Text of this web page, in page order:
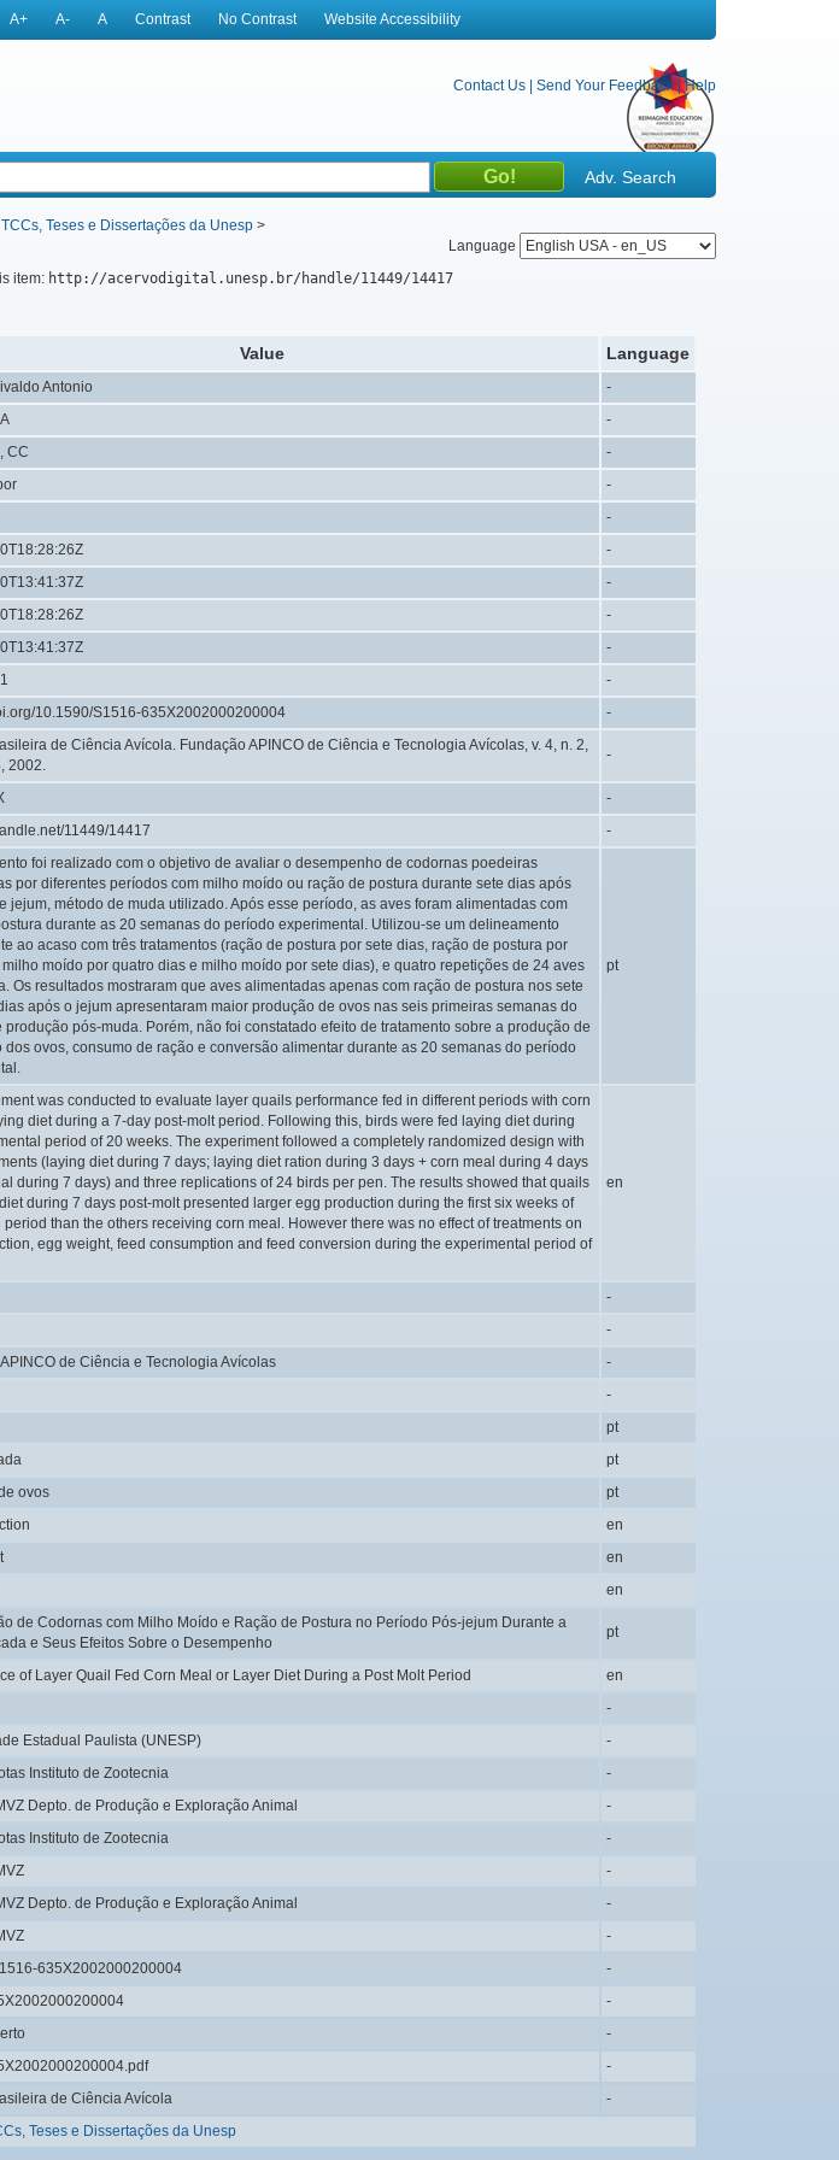
A+ A- A Contrast No Contrast Website Accessibility
Contact Us Send Your Feedback |Help
Language
Adv. Search
Teses e Dissertações da Unesp >
item: http://acervodigital.unesp.br/handle/11449/14417
Value Language
Antonio
-
-
CC
-
-
-
-
-
-
-
-
10.1590/S1516-635X2002000200004 -
de Ciência Avícola. Fundação APINCO de Ciência e Tecnologia Avícolas, v. 4, n. 2,
2002.
-
-
11449/14417 -
foi realizado com o objetivo de avaliar o desempenho de codornas poedeiras
por diferentes períodos com milho moído ou ração de postura durante sete dias após
jejum, método de muda utilizado. Após esse período, as aves foram alimentadas com
durante as 20 semanas do período experimental. Utilizou-se um delineamento
ao acaso com três tratamentos (ração de postura por sete dias, ração de postura por
moído por quatro dias e milho moído por sete dias), e quatro repetições de 24 aves
Os resultados mostraram que aves alimentadas apenas com ração de postura nos sete
após o jejum apresentaram maior produção de ovos nas seis primeiras semanas do
produção pós-muda. Porém, não foi constatado efeito de tratamento sobre a produção de
dos ovos, consumo de ração e conversão alimentar durante as 20 semanas do período
pt
was conducted to evaluate layer quails performance fed in different periods with corn
diet during a 7-day post-molt period. Following this, birds were fed laying diet during
period of 20 weeks. The experiment followed a completely randomized design with
(laying diet during 7 days; laying diet ration during 3 days + corn meal during 4 days
during 7 days) and three replications of 24 birds per pen. The results showed that quails
during 7 days post-molt presented larger egg production during the first six weeks of
than the others receiving corn meal. However there was no effect of treatments on
egg weight, feed consumption and feed conversion during the experimental period of
en
-
-
de Ciência e Tecnologia Avícolas
-
-
pt
pt
ovos
pt
en
en
en
de Codornas com Milho Moído e Ração de Postura no Período Pós-jejum Durante a
e Seus Efeitos Sobre o Desempenho
pt
of Layer Quail Fed Corn Meal or Layer Diet During a Post Molt Period
en
-
Estadual Paulista (UNESP)
-
Instituto de Zootecnia
-
Depto. de Produção e Exploração Animal
-
Instituto de Zootecnia
-
-
Depto. de Produção e Exploração Animal
-
-
635X2002000200004
-
-
-
-
de Ciência Avícola
-
Teses e Dissertações da Unesp